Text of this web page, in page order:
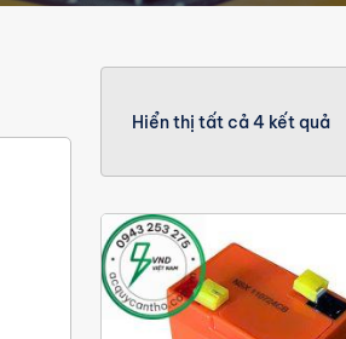
Hiển thị tất cả 4 kết quả